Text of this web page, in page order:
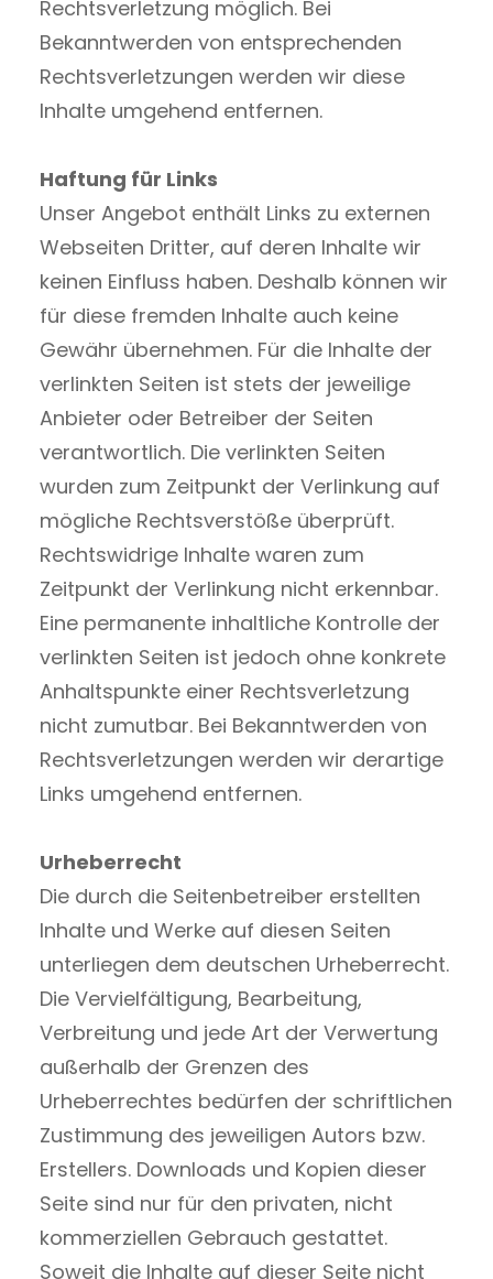
Rechtsverletzung möglich. Bei
Bekanntwerden von entsprechenden
Rechtsverletzungen werden wir diese
Inhalte umgehend entfernen.
Haftung für Links
Unser Angebot enthält Links zu externen
Webseiten Dritter, auf deren Inhalte wir
keinen Einfluss haben. Deshalb können wir
für diese fremden Inhalte auch keine
Gewähr übernehmen. Für die Inhalte der
verlinkten Seiten ist stets der jeweilige
Anbieter oder Betreiber der Seiten
verantwortlich. Die verlinkten Seiten
wurden zum Zeitpunkt der Verlinkung auf
mögliche Rechtsverstöße überprüft.
Rechtswidrige Inhalte waren zum
Zeitpunkt der Verlinkung nicht erkennbar.
Eine permanente inhaltliche Kontrolle der
verlinkten Seiten ist jedoch ohne konkrete
Anhaltspunkte einer Rechtsverletzung
nicht zumutbar. Bei Bekanntwerden von
Rechtsverletzungen werden wir derartige
Links umgehend entfernen.
Urheberrecht
Die durch die Seitenbetreiber erstellten
Inhalte und Werke auf diesen Seiten
unterliegen dem deutschen Urheberrecht.
Die Vervielfältigung, Bearbeitung,
Verbreitung und jede Art der Verwertung
außerhalb der Grenzen des
Urheberrechtes bedürfen der schriftlichen
Zustimmung des jeweiligen Autors bzw.
Erstellers. Downloads und Kopien dieser
Seite sind nur für den privaten, nicht
kommerziellen Gebrauch gestattet.
Soweit die Inhalte auf dieser Seite nicht